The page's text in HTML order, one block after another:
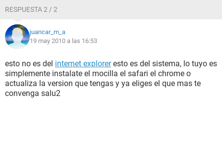
RESPUESTA 2 / 2
juancar_m_a
19 may 2010 a las 16:53
esto no es del internet exploreresto es del sistema, lo tuyo es
simplemente instalate el mocilla el safari el chrome o
actualiza la version que tengas y ya eliges el que mas te
convenga salu2